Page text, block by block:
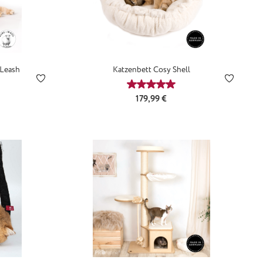
Katzenbett Cosy Shell
Durchschnittliche Bewertung
Regulärer Preis:
179,99 €